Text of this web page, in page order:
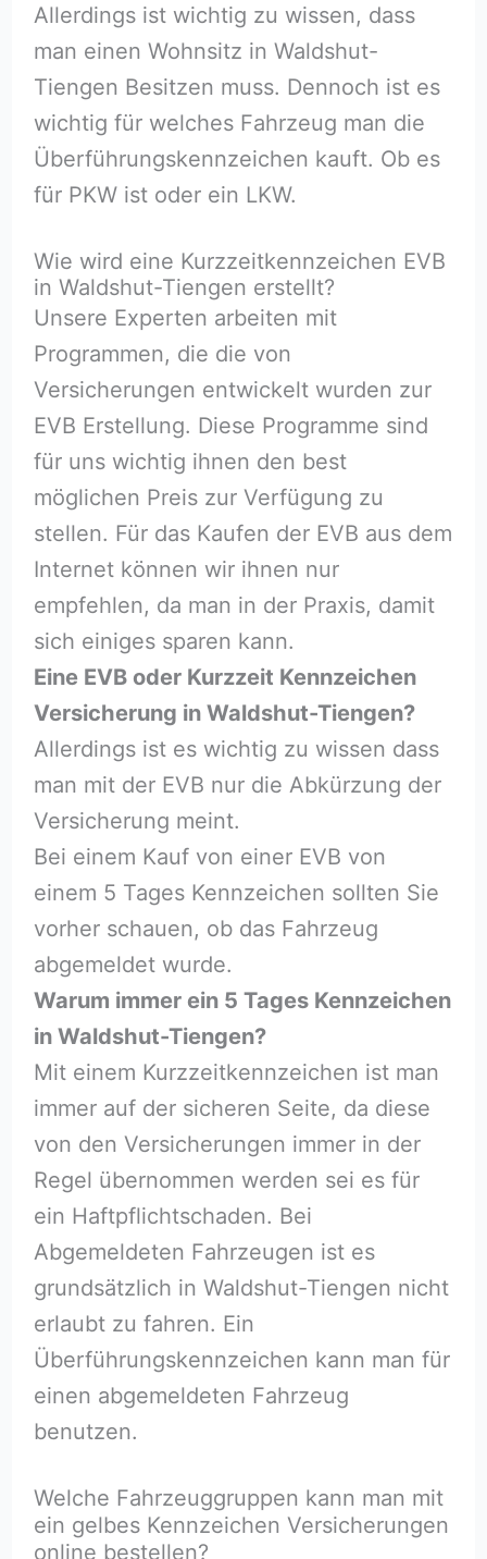
Allerdings ist wichtig zu wissen, dass
man einen Wohnsitz in Waldshut-
Tiengen Besitzen muss. Dennoch ist es
wichtig für welches Fahrzeug man die
Überführungskennzeichen kauft. Ob es
für PKW ist oder ein LKW.
Wie wird eine Kurzzeitkennzeichen EVB
in Waldshut-Tiengen erstellt?
Unsere Experten arbeiten mit
Programmen, die die von
Versicherungen entwickelt wurden zur
EVB Erstellung. Diese Programme sind
für uns wichtig ihnen den best
möglichen Preis zur Verfügung zu
stellen. Für das Kaufen der EVB aus dem
Internet können wir ihnen nur
empfehlen, da man in der Praxis, damit
sich einiges sparen kann.
Eine EVB oder Kurzzeit Kennzeichen
Versicherung in Waldshut-Tiengen?
Allerdings ist es wichtig zu wissen dass
man mit der EVB nur die Abkürzung der
Versicherung meint.
Bei einem Kauf von einer EVB von
einem 5 Tages Kennzeichen sollten Sie
vorher schauen, ob das Fahrzeug
abgemeldet wurde.
Warum immer ein 5 Tages Kennzeichen
in Waldshut-Tiengen?
Mit einem Kurzzeitkennzeichen ist man
immer auf der sicheren Seite, da diese
von den Versicherungen immer in der
Regel übernommen werden sei es für
ein Haftpflichtschaden. Bei
Abgemeldeten Fahrzeugen ist es
grundsätzlich in Waldshut-Tiengen nicht
erlaubt zu fahren. Ein
Überführungskennzeichen kann man für
einen abgemeldeten Fahrzeug
benutzen.
Welche Fahrzeuggruppen kann man mit
ein gelbes Kennzeichen Versicherungen
online bestellen?